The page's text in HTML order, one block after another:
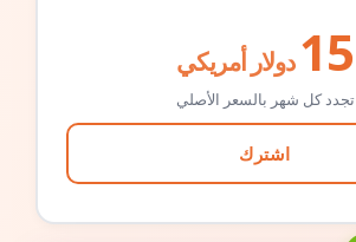
15 دولار أمريكي
تجدد كل شهر بالسعر الأصلي
اشترك